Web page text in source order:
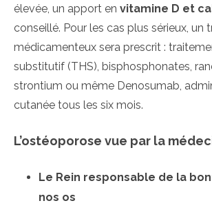
élevée, un apport en vitamine D et
conseillé. Pour les cas plus sérieux, un
médicamenteux sera prescrit :
substitutif (THS), bisphosphonates,
strontium ou même Denosumab,
cutanée tous les six mois.
L’ostéoporose vue par la
Le Rein responsable de la
nos os